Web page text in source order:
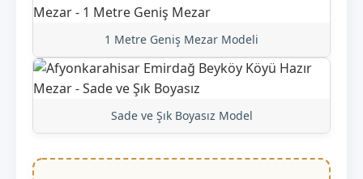
1 Metre Geniş Mezar Modeli
Sade ve Şık Boyasız Model